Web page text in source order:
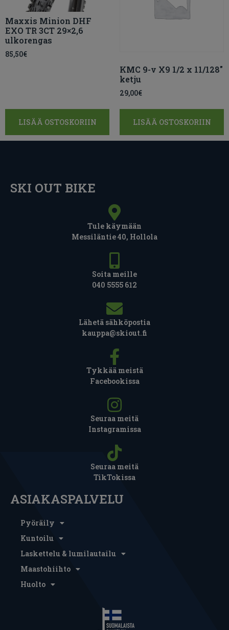
Maxxis Minion DHF
EXO TR 3CT 29×2,6
ulkorengas
85,50€
LISÄÄ OSTOSKORIIN
KMC 9-v X9 1/2 x 11/128″
ketju
29,00€
LISÄÄ OSTOSKORIIN
SKI OUT BIKE
Tule käymään
Messiläntie 40, Hollola
Soita meille
040 5555 612
Lähetä sähköpostia
kauppa@skiout.fi
Tykkää meistä
Facebookissa
Seuraa meitä
Instagramissa
Seuraa meitä
TikTokissa
ASIAKASPALVELU
Pyöräily
Kuntoilu
Laskettelu & lumilautailu
Maastohiihto
Huolto